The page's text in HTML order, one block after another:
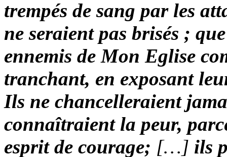
trempés de sang par les
ne seraient pas brisés ;
ennemis de Mon Eglise
tranchant, en exposant
Ils ne chancelleraient
connaîtraient la peur,
esprit de courage; […] ils